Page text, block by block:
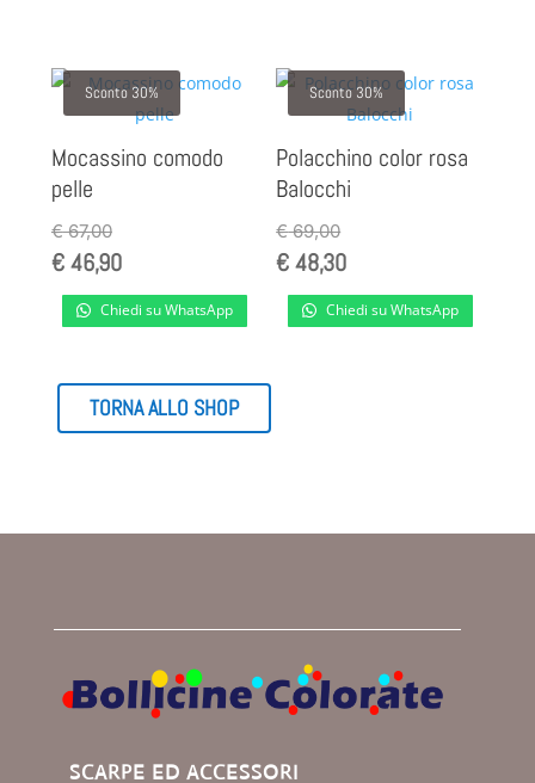
Sconto 30%
Mocassino comodo
pelle
€67,00
€46,90
Chiedi su WhatsApp
Sconto 30%
Polacchino color rosa
Balocchi
€69,00
€48,30
Chiedi su WhatsApp
TORNA ALLO SHOP
SCARPE ED ACCESSORI